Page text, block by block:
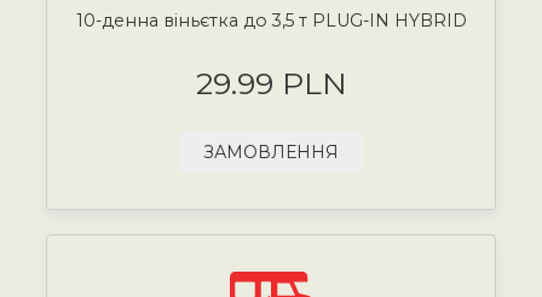
10-денна віньєтка до 3,5 т PLUG-IN HYBRID
29.99 PLN
ЗАМОВЛЕННЯ